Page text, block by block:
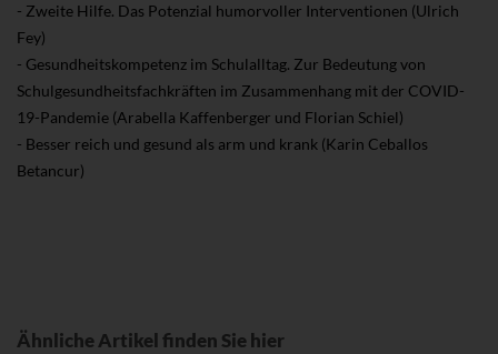
- Zweite Hilfe. Das Potenzial humorvoller Interventionen (Ulrich
Fey)
- Gesundheitskompetenz im Schulalltag. Zur Bedeutung von
Schulgesundheitsfachkräften im Zusammenhang mit der COVID-
19-Pandemie (Arabella Kaffenberger und Florian Schiel)
- Besser reich und gesund als arm und krank (Karin Ceballos
Betancur)
Ähnliche Artikel finden Sie hier